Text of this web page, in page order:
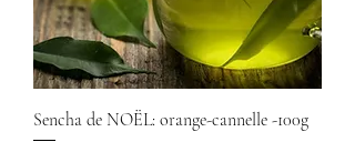
Sencha de NOËL: orange-cannelle -100g